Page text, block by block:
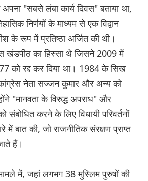
"सबसे लंबा कार्य दिवस" ​​बताया था,
निर्णयों के माध्यम से एक विद्वान
के रूप में प्रतिष्ठा अर्जित की थी।
खंडपीठ का हिस्सा थे जिसने 2009 में
को रद्द कर दिया था। 1984 के सिख
कांग्रेस नेता सज्जन कुमार और अन्य को
"मानवता के विरुद्ध अपराध" और
संबोधित करने के लिए विधायी परिवर्तनों
बात की, जो राजनीतिक संरक्षण प्राप्त
हैं।
में, जहां लगभग 38 मुस्लिम पुरुषों की